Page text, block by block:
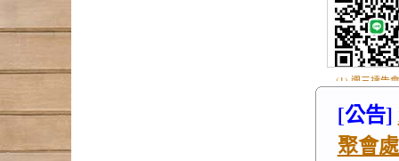
(1) 週三禱告
.jpg
[公告]
聚會